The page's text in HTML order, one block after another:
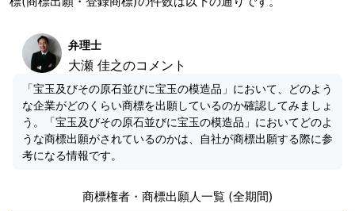
弁理士
大瀬 佳之のコメント
「宝玉及びその原石並びに宝玉の模造品」において、どのよう
な企業がどのくらい商標を出願しているのか確認してみましょ
う。「宝玉及びその原石並びに宝玉の模造品」においてどのよ
うな商標出願がされているのかは、自社が商標出願する際に参
考になる情報です。
商標権者・商標出願人一覧 (全期間)